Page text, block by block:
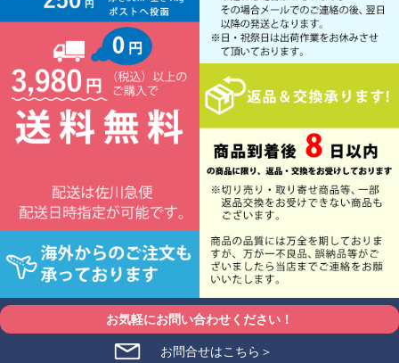
お気軽にお問い合わせください！
お問合せはこちら＞